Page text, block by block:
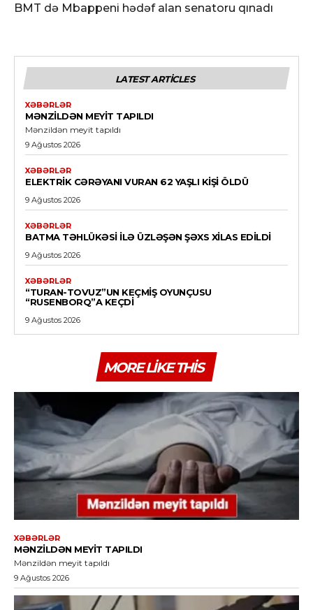
BMT də Mbappeni hədəf alan senatoru qınadı
LATEST ARTICLES
XƏBƏRLƏR
MƏNZILDƏN MEYIT TAPILDI
Mənzildən meyit tapıldı
9 Ağustos 2026
XƏBƏRLƏR
ELEKTRIK CƏRƏYANI VURAN 62 YAŞLI KIŞI ÖLDÜ
9 Ağustos 2026
XƏBƏRLƏR
BATMA TƏHLÜKƏSI ILƏ ÜZLƏŞƏN ŞƏXS XILAS EDILDI
9 Ağustos 2026
XƏBƏRLƏR
“TURAN-TOVUZ”UN KEÇMIŞ OYUNÇUSU
“RUSENBORQ”A KEÇDI
9 Ağustos 2026
MORE LIKE THIS
XƏBƏRLƏR
MƏNZILDƏN MEYIT TAPILDI
Mənzildən meyit tapıldı
9 Ağustos 2026